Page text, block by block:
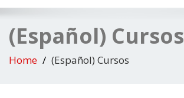
(Español) Cursos
Home (Español) Cursos